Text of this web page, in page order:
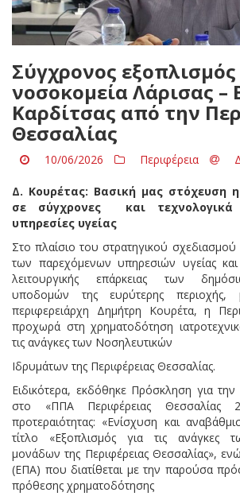
Σύγχρονος
νοσοκομεία Λάρισας –
Καρδίτσας από την
Θεσσαλίας
10/06/2026 Περιφέρεια
Δ. Κουρέτας: Βασική μας στόχευση
σε σύγχρονες και
υπηρεσίες υγείας
Στο πλαίσιο του στρατηγικού
των παρεχόμενων υπηρεσιών υγείας
λειτουργικής επάρκειας των
υποδομών της ευρύτερης
περιφερειάρχη Δημήτρη Κουρέτα, η
προχωρά στη χρηματοδότηση
τις ανάγκες των Νοσηλευτικών
Ιδρυμάτων της Περιφέρειας Θεσσαλίας.
Ειδικότερα, εκδόθηκε Πρόσκληση για
στο «ΠΠΑ Περιφέρειας Θεσσαλίας
προτεραιότητας: «Ενίσχυση και
τίτλο «Εξοπλισμός για τις ανάγκες
μονάδων της Περιφέρειας Θεσσαλίας»,
(ΕΠΑ) που διατίθεται με την παρούσα
πρόθεσης χρηματοδότησης